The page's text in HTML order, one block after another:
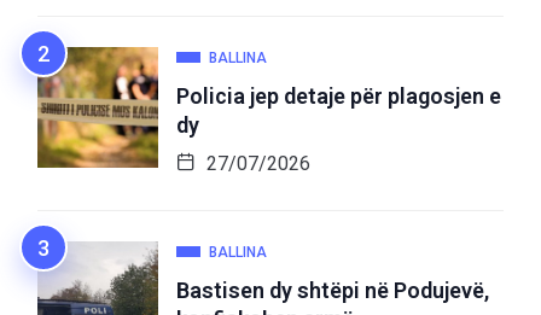
BALLINA
Policia jep detaje për plagosjen e
dy
27/07/2026
BALLINA
Bastisen dy shtëpi në Podujevë,